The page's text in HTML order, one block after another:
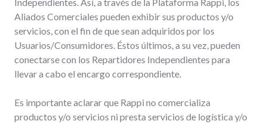
Aliados Comerciales pueden exhibir sus productos y/o
servicios, con el fin de que sean adquiridos por los
Usuarios/Consumidores. Éstos últimos, a su vez, pueden
conectarse con los Repartidores Independientes para
llevar a cabo el encargo correspondiente.
Es importante aclarar que Rappi no comercializa
productos y/o servicios ni presta servicios de logística y/o